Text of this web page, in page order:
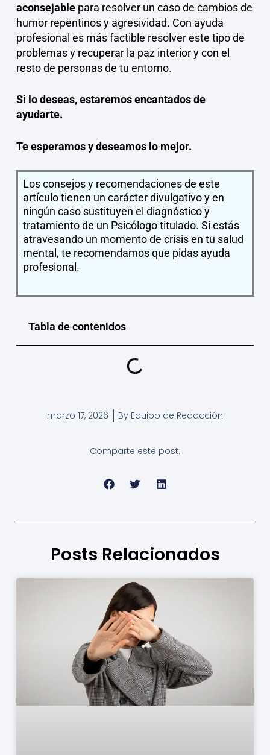
aconsejablepara resolver un caso de cambios de
humor repentinos y agresividad. Con ayuda
profesional es más factible resolver este tipo de
problemas y recuperar la paz interior y con el
resto de personas de tu entorno.
Si lo deseas, estaremos encantados de
ayudarte.
Te esperamos y deseamos lo mejor.
Los consejos y recomendaciones de este
artículo tienen un carácter divulgativo y en
ningún caso sustituyen el diagnóstico y
tratamiento de un Psicólogo titulado. Si estás
atravesando un momento de crisis en tu salud
mental, te recomendamos que pidas ayuda
profesional.
Tabla de contenidos
marzo 17, 2026 By Equipo de Redacción
Comparte este post:
Posts Relacionados